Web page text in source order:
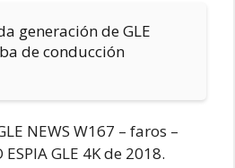
generación de GLE
de conducción
NEWS W167 – faros –
GLE 4K de 2018.